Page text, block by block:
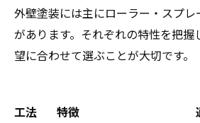
外壁塗装には主にローラー・スプ
があります。それぞれの特性を把握
望に合わせて選ぶことが大切です。
工法 特徴